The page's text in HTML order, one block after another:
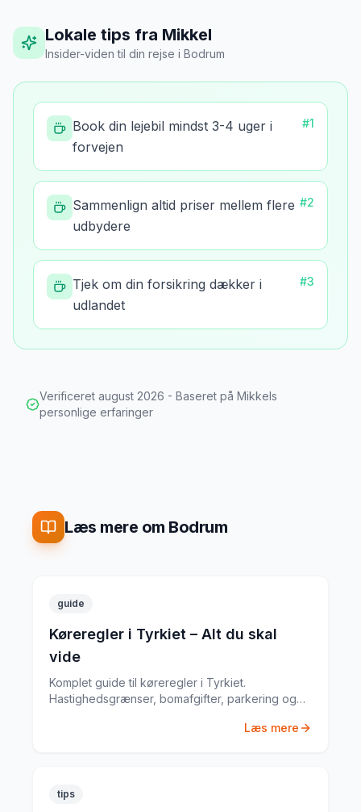
Lokale tips fra Mikkel
Insider-viden til din rejse i Bodrum
Book din lejebil mindst 3-4 uger i
forvejen
#1
Sammenlign altid priser mellem flere
udbydere
#2
Tjek om din forsikring dækker i
udlandet
#3
Verificeret august 2026 - Baseret på Mikkels
personlige erfaringer
Læs mere om Bodrum
guide
Køreregler i Tyrkiet – Alt du skal
vide
Komplet guide til køreregler i Tyrkiet.
Hastighedsgrænser, bomafgifter, parkering og
Læs mere
tips